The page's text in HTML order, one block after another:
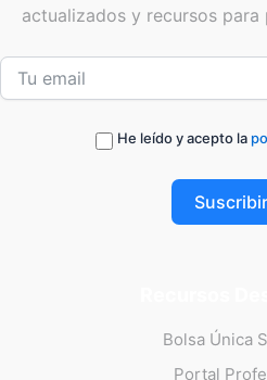
actualizados y recursos para
He leído y acepto la
Bolsa Única
Portal